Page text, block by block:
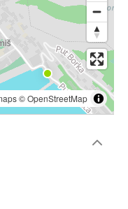
©OpenStreetMap